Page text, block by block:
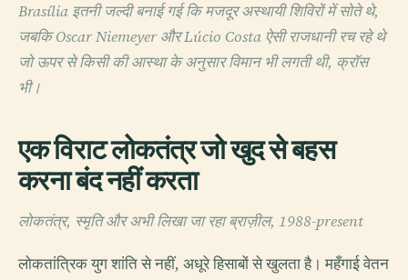
Brasília इतनी जल्दी बनाई गई कि मजदूर अस्थायी शिविरों में सोते थे,
जबकि Oscar Niemeyer और Lúcio Costa ऐसी राजधानी रच रहे थे
जो ऊपर से किसी की आस्था के अनुसार विमान भी लगती थी, क्रॉस
भी।
एक विराट लोकतंत्र जो खुद से बहस
करना बंद नहीं करता
लोकतंत्र, स्मृति और अभी लिखा जा रहा ब्राज़ील, 1988-present
लोकतांत्रिक युग शांति से नहीं, अधूरे हिसाबों से खुलता है। महँगाई वेतन